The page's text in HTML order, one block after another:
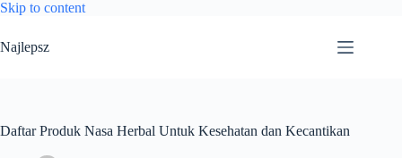
Skip to content
Najlepsz
Daftar Produk Nasa Herbal Untuk Kesehatan dan Kecantikan